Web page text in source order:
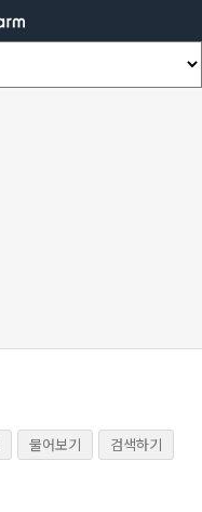
물어보기
검색하기